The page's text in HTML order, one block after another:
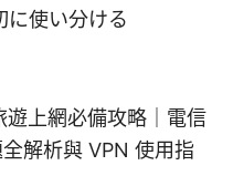
に使い分ける
上網必備攻略｜電信
解析與 VPN 使用指